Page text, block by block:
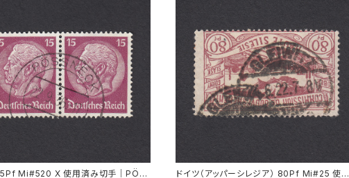
Mi#520 X 使用済み切手｜PÖS ドイツ（アッパーシレジア） 80Pf Mi#25 使用